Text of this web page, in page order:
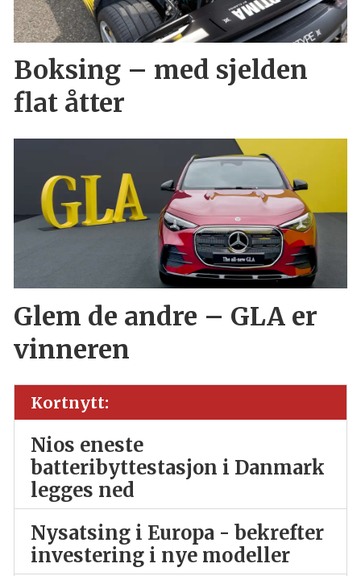
Boksing – med sjelden
flat åtter
Glem de andre – GLA er
vinneren
Kortnytt:
Nios eneste
batteribyttestasjon i Danmark
legges ned
Nysatsing i Europa - bekrefter
investering i nye modeller